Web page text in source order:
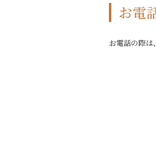
お電
お電話の際は